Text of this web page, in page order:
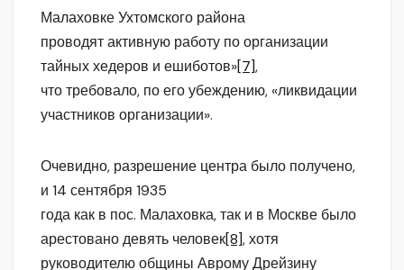
Малаховке Ухтомского района
проводят активную работу по организации
тайных хедеров и ешиботов»[7],
что требовало, по его убеждению, «ликвидации
участников организации».
Очевидно, разрешение центра было получено,
и 14 сентября 1935
года как в пос. Малаховка, так и в Москве было
арестовано девять человек[8], хотя
руководителю общины Аврому Дрейзину